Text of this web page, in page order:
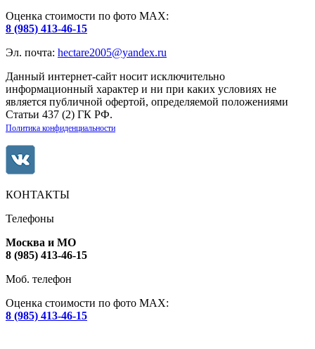
Оценка стоимости по фото МАХ:
8 (985) 413-46-15
Эл. почта: hectare2005@yandex.ru
Данный интернет-сайт носит исключительно
информационный характер и ни при каких условиях не
является публичной офертой, определяемой положениями
Статьи 437 (2) ГК РФ.
Политика конфиденциальности
КОНТАКТЫ
Телефоны
Москва и МО
8 (985) 413-46-15
Моб. телефон
Оценка стоимости по фото МАХ:
8 (985) 413-46-15